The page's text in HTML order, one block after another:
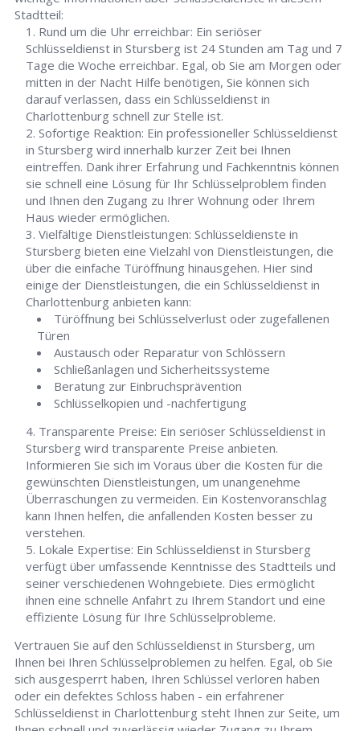
Stadtteil:
Rund um die Uhr erreichbar: Ein seriöser
Schlüsseldienst in Stursberg ist 24 Stunden am Tag und 7
Tage die Woche erreichbar. Egal, ob Sie am Morgen oder
mitten in der Nacht Hilfe benötigen, Sie können sich
darauf verlassen, dass ein Schlüsseldienst in
Charlottenburg schnell zur Stelle ist.
Sofortige Reaktion: Ein professioneller Schlüsseldienst
in Stursberg wird innerhalb kurzer Zeit bei Ihnen
eintreffen. Dank ihrer Erfahrung und Fachkenntnis können
sie schnell eine Lösung für Ihr Schlüsselproblem finden
und Ihnen den Zugang zu Ihrer Wohnung oder Ihrem
Haus wieder ermöglichen.
Vielfältige Dienstleistungen: Schlüsseldienste in
Stursberg bieten eine Vielzahl von Dienstleistungen, die
über die einfache Türöffnung hinausgehen. Hier sind
einige der Dienstleistungen, die ein Schlüsseldienst in
Charlottenburg anbieten kann:
Türöffnung bei Schlüsselverlust oder zugefallenen
Türen
Austausch oder Reparatur von Schlössern
Schließanlagen und Sicherheitssysteme
Beratung zur Einbruchsprävention
Schlüsselkopien und -nachfertigung
Transparente Preise: Ein seriöser Schlüsseldienst in
Stursberg wird transparente Preise anbieten.
Informieren Sie sich im Voraus über die Kosten für die
gewünschten Dienstleistungen, um unangenehme
Überraschungen zu vermeiden. Ein Kostenvoranschlag
kann Ihnen helfen, die anfallenden Kosten besser zu
verstehen.
Lokale Expertise: Ein Schlüsseldienst in Stursberg
verfügt über umfassende Kenntnisse des Stadtteils und
seiner verschiedenen Wohngebiete. Dies ermöglicht
ihnen eine schnelle Anfahrt zu Ihrem Standort und eine
effiziente Lösung für Ihre Schlüsselprobleme.
Vertrauen Sie auf den Schlüsseldienst in Stursberg, um
Ihnen bei Ihren Schlüsselproblemen zu helfen. Egal, ob Sie
sich ausgesperrt haben, Ihren Schlüssel verloren haben
oder ein defektes Schloss haben - ein erfahrener
Schlüsseldienst in Charlottenburg steht Ihnen zur Seite, um